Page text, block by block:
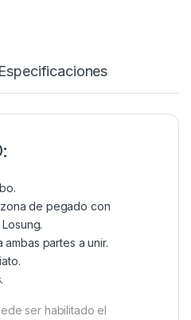
Especificaciones
de pegado con
partes a unir.
ser habilitado el